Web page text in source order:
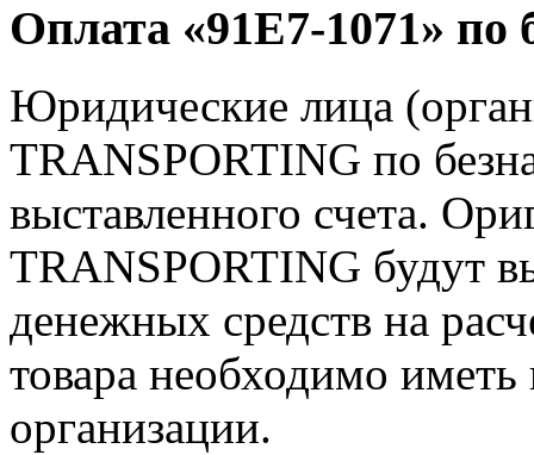
Оплата «91E7-1071» по
Юридические лица
TRANSPORTING по
выставленного счета.
TRANSPORTING будут
денежных средств на
товара необходимо иметь
организации.